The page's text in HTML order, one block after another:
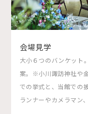
会場見学
大小６つのバンケット
案。※小川諏訪神社や
での挙式と、当館での
ランナーやカメラマン